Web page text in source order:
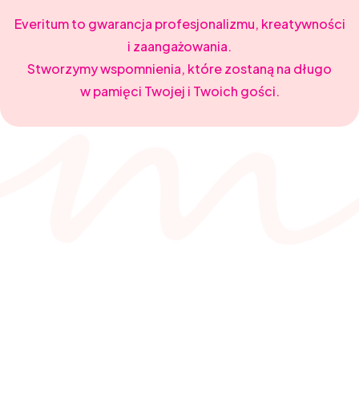
Everitum to gwarancja profesjonalizmu, kreatywności
i zaangażowania.
Stworzymy wspomnienia, które zostaną na długo
w pamięci Twojej i Twoich gości.